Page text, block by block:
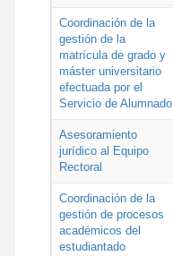
Coordinación de la
gestión de la
matrícula de grado y
máster universitario
efectuada por el
Servicio de Alumnado
Asesoramiento
jurídico al Equipo
Rectoral
Coordinación de la
gestión de procesos
académicos del
estudiantado